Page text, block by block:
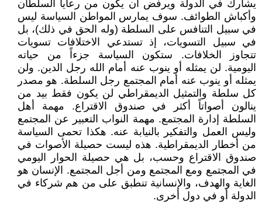
يشارك في الدولة ويرفض أن يكون من رعايا السلطان
وأكباش الطوائف. سوف يمارس المواطن السياسة ليس
في سبيل التنافس على السلطة (وله الحق في ذلك)، بل
في سبيل التسويات، إذ تستدعي الاختلافات تسويات
تتجاوز الخلافات. ستكون السياسة جزءاً من حياته
اليومية. لن يمثله أو ينوب عنه أمام الله رجل الدين. ولن
يمثله أو ينوب عنه أمام المجتمع رجل السلطة. هو مصدر
كل سلطة والتمثيل الديمقراطي لن يكون فقط بيد من
ينالون أصواتاً أكثر في صندوق الاقتراع. مهمة أهل
السلطة إدارة المجتمع. مهمة النواب التعبير عن المجتمع
وليس العمل والتفكير بالنيابة عنه. هكذا تحمى السياسة
من أخطار الديمقراطية. هذه ليست حصيلة الأصوات في
صندوق الاقتراع وحسب، بل هي حصيلة الحوار اليومي
في المجتمع ومع المجتمع ومن أجل المجتمع. الإنسان هو
الغاية والهدف، والإنسانية تنطبق على من هم شركاء في
الدولة أو في دول أخرى.